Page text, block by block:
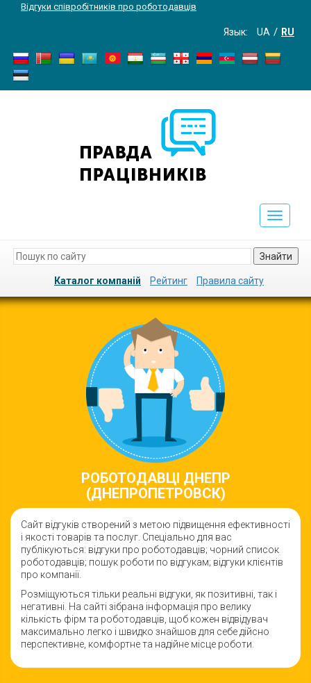
Відгуки співробітників про роботодавців
Язык: UA RU
Toggle
Знайти
Каталог компаній Рейтинг Правила сайту
РОБОТОДАВЦI ДНЕПР
(ДНЕПРОПЕТРОВСК)
Сайт відгуків створений з метою підвищення ефективності
і якості товарiв та послуг. Спеціально для вас
публікуються: відгуки про роботодавців; чорний список
роботодавців; пошук роботи по відгукам; відгуки клієнтів
про компанії.
Розміщуються тільки реальні відгуки, як позитивні, так і
негативні. На сайті зібрана інформація про велику
кількість фірм та роботодавців, щоб кожен відвідувач
максимально легко і швидко знайшов для себе дійсно
перспективне, комфортне та надійне місце роботи.